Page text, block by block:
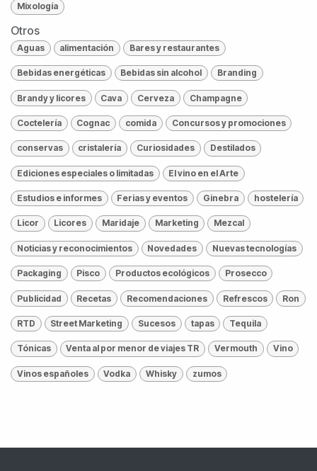
Mixología
Otros
Aguas alimentación Bares y restaurantes
Bebidas energéticas Bebidas sin alcohol Branding
Brandy y licores Cava Cerveza Champagne
Coctelería Cognac comida Concursos y promociones
conservas cristalería Curiosidades Destilados
Ediciones especiales o limitadas El vino en el Arte
Estudios e informes Ferias y eventos Ginebra hostelería
Licor Licores Maridaje Marketing Mezcal
Noticias y reconocimientos Novedades Nuevas tecnologías
Packaging Pisco Productos ecológicos Prosecco
Publicidad Recetas Recomendaciones Refrescos Ron
RTD Street Marketing Sucesos tapas Tequila
Tónicas Venta al por menor de viajes TR Vermouth Vino
Vinos españoles Vodka Whisky zumos